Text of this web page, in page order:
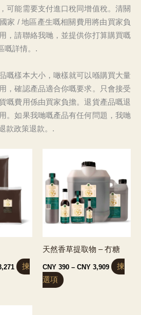
可能需要支付進口稅同增值稅。清關
家 / 地區產生嘅相關費用將由買家負
，請聯絡我哋，並提供你打算購買嘅
嘅詳情。.
嘅樣本大小，噉樣就可以喺購買大量
，確認產品適合你嘅要求。只會接受
嘅費用係由買家負擔。退貨產品嘅退
。如果我哋嘅產品有任何問題，我哋
款政策退款。.
價
格
至
揀
天然香草提取物 – 冇糖
CNY390 – CNY3,909價
格
揀
選項
呢